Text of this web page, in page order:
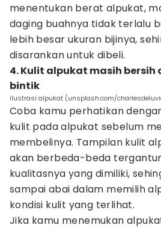
menentukan berat alpukat,
daging buahnya tidak terlalu
lebih besar ukuran bijinya,
disarankan untuk dibeli.
4. Kulit alpukat masih
bintik
ilustrasi alpukat (unsplash.com/
Coba kamu perhatikan
kulit pada alpukat sebelum
membelinya. Tampilan kulit
akan berbeda-beda
kualitasnya yang dimiliki,
sampai abai dalam memilih
kondisi kulit yang terlihat.
Jika kamu menemukan